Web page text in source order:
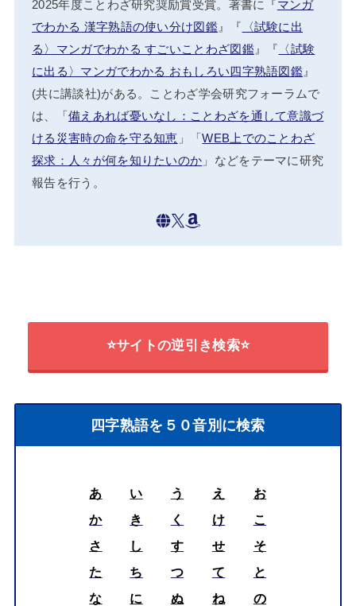
2025年度ことわざ研究奨励賞受賞。著書に『マンガ
でわかる 漢字熟語の使い分け図鑑』『 〈試験に出
る〉マンガでわかる すごいことわざ図鑑』『 〈試験
に出る〉マンガでわかる おもしろい四字熟語図鑑』
(共に講談社)がある。ことわざ学会研究フォーラムで
は、「備えあれば憂いなし：ことわざを通して意識づ
ける災害時の命を守る知恵 」「WEB上でのことわざ
探求：人々が何を知りたいのか 」などをテーマに研究
報告を行う。
⭐サイトの逆引き検索⭐
四字熟語を５０音別に検索
あ い う え
お
か
き く け
こ
さ
し す せ
そ
た
ち つ て
と
な
に ぬ ね
の